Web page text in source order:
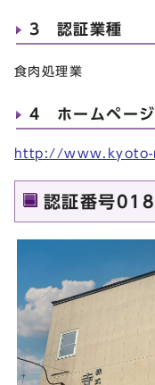
3 認証業種
食肉処理業
4 ホームページ
http://
認証番号